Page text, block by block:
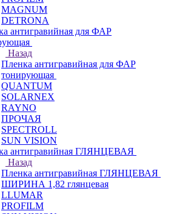
MAGNUM
DETRONA
антигравийная для ФАР
Назад
Пленка антигравийная для ФАР
тонирующая
QUANTUM
SOLARNEX
RAYNO
ПРОЧАЯ
SPECTROLL
SUN VISION
антигравийная ГЛЯНЦЕВАЯ
Назад
Пленка антигравийная ГЛЯНЦЕВАЯ
ШИРИНА 1,82 глянцевая
LLUMAR
PROFILM